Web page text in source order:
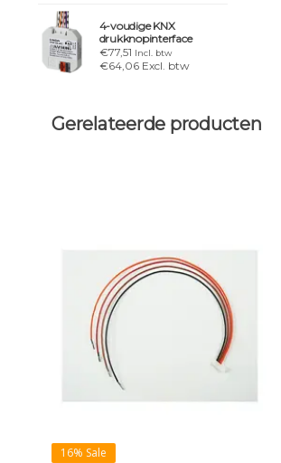
4-voudige KNX
drukknopinterface
€77,51 Incl. btw
€64,06 Excl. btw
Gerelateerde producten
16% Sale